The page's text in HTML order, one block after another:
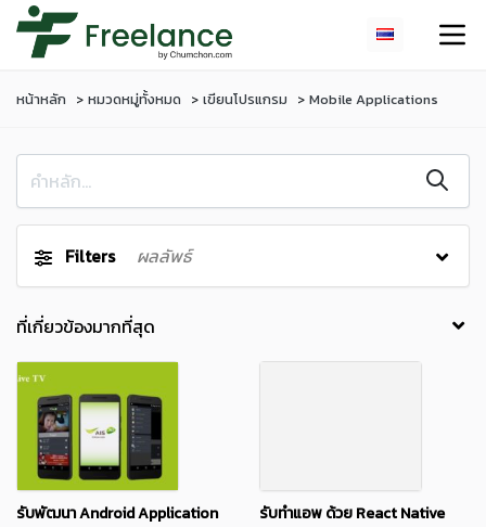
หน้าหลัก หมวดหมู่ทั้งหมด เขียนโปรแกรม Mobile Applications
Filters ผลลัพธ์
รับพัฒนา Android Application
รับทำแอพ ด้วย React Native